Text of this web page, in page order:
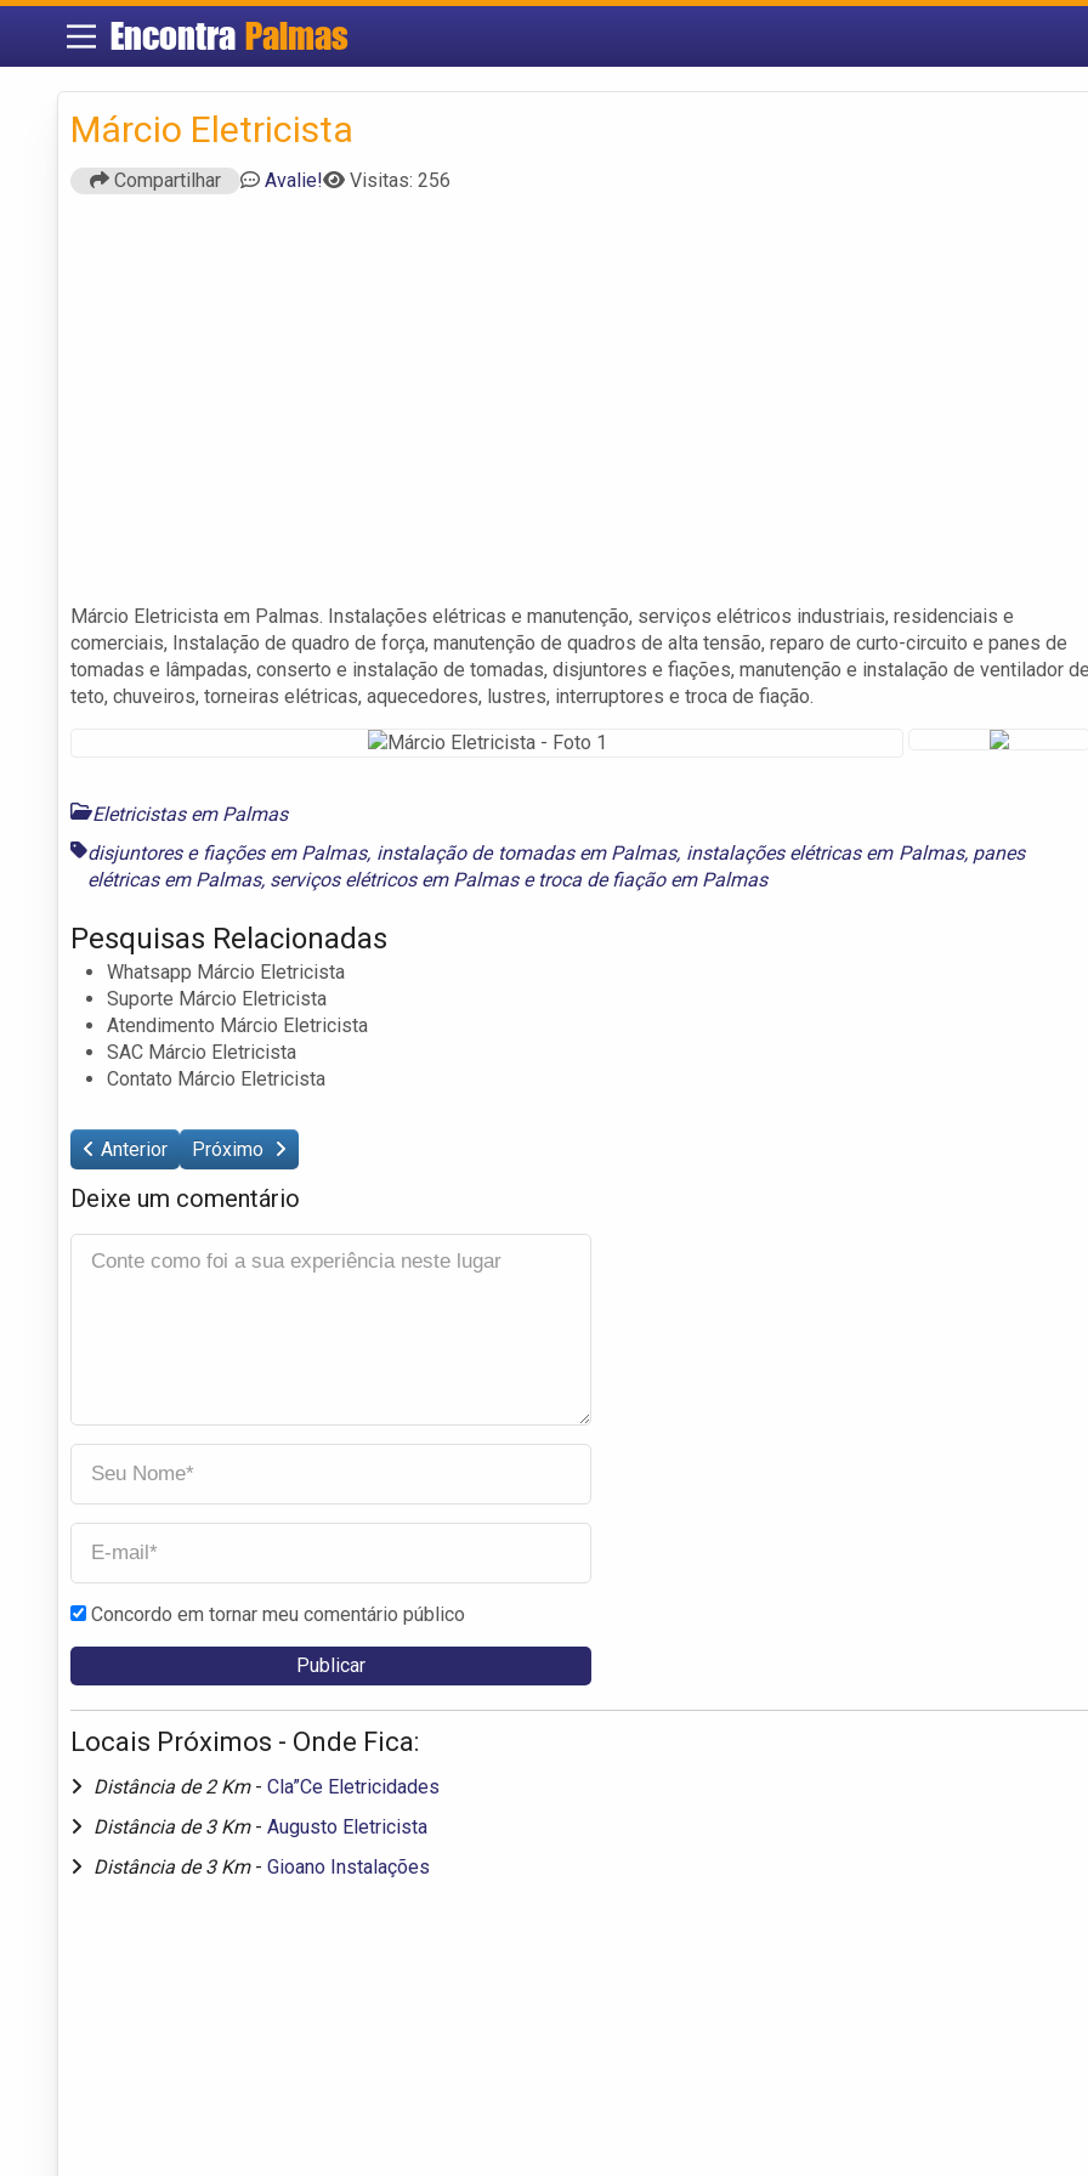
Encontra Palmas
Márcio Eletricista
Compartilhar Avalie! Visitas: 256
Márcio Eletricista em Palmas. Instalações elétricas e manutenção, serviços elétricos industriais, residenciais e
comerciais, Instalação de quadro de força, manutenção de quadros de alta tensão, reparo de curto-circuito e panes de
tomadas e lâmpadas, conserto e instalação de tomadas, disjuntores e fiações, manutenção e instalação de ventilador
teto, chuveiros, torneiras elétricas, aquecedores, lustres, interruptores e troca de fiação.
Eletricistas em Palmas
disjuntores e fiações em Palmas, instalação de tomadas em Palmas, instalações elétricas em Palmas, panes
elétricas em Palmas, serviços elétricos em Palmase troca de fiação em Palmas
Pesquisas Relacionadas
Whatsapp Márcio Eletricista
Suporte Márcio Eletricista
Atendimento Márcio Eletricista
SAC Márcio Eletricista
Contato Márcio Eletricista
Anterior Próximo
Deixe um comentário
Concordo em tornar meu comentário público
Locais Próximos - Onde Fica:
Distância de 2 Km - Cla”Ce Eletricidades
Distância de 3 Km - Augusto Eletricista
Distância de 3 Km - Gioano Instalações